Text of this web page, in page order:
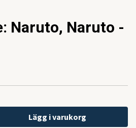
Naruto, Naruto -
Lägg i varukorg